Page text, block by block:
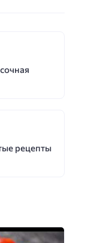
рецепты